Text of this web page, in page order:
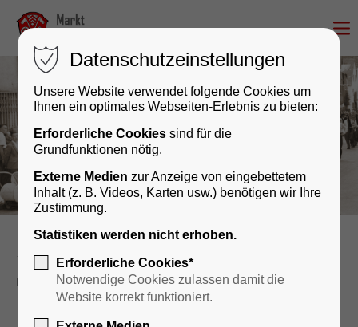
Kultur & Geschichte
Veranstaltungskalender
reader
Datenschutzeinstellungen
Unsere Website verwendet folgende Cookies um
Ihnen ein optimales Webseiten-Erlebnis zu bieten:
Erforderliche Cookies sind für die
Grundfunktionen nötig.
Externe Medien zur Anzeige von eingebettetem
Inhalt (z. B. Videos, Karten usw.) benötigen wir Ihre
Zustimmung.
Statistiken werden nicht erhoben.
Erforderliche Cookies*
Notwendige Cookies zulassen damit die
Website korrekt funktioniert.